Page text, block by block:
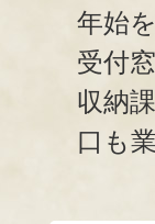
年始
受付
収納
口も